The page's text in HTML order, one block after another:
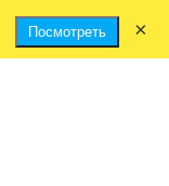
Посмотреть ×